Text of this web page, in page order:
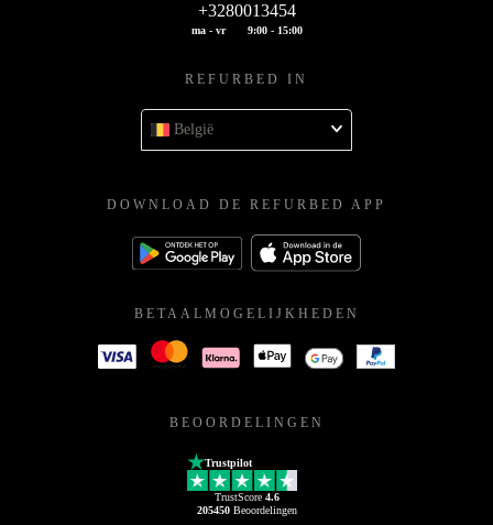
+3280013454
ma - vr 9:00 - 15:00
REFURBED IN
België
DOWNLOAD DE REFURBED APP
BETAALMOGELIJKHEDEN
BEOORDELINGEN
Trustpilot
TrustScore 4.6
205450Beoordelingen